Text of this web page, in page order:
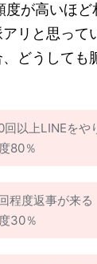
度が高いほ
リと思って
どうしても
回以上LINEをや
80％
程度返事が来る
30％